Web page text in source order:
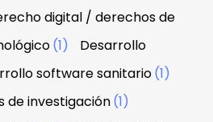
digital / derechos de
(1)
Desarrollo
software sanitario(1)
de investigación(1)